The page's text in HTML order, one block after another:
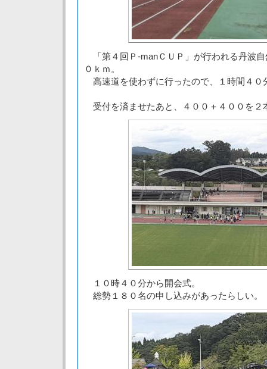
「第４回Ｐ-manＣＵＰ」が行われる丹波
０ｋｍ。
高速道を使わずに行ったので、１時間４０
受付を済ませたあと、４００＋４００を２
１０時４０分から開会式。
総勢１８０名の申し込みがあったらしい。